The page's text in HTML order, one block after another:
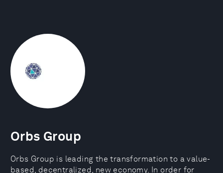
Orbs Group
Orbs Group is leading the transformation to a value-
based, decentralized, new economy. In order for